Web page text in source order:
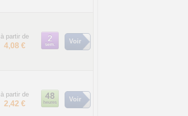
à partir de
4,08 €
Voir
à partir de
2,42 €
Voir